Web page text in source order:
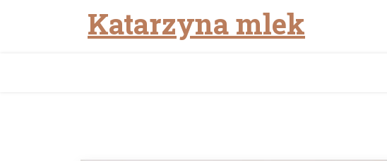
Katarzyna mlek